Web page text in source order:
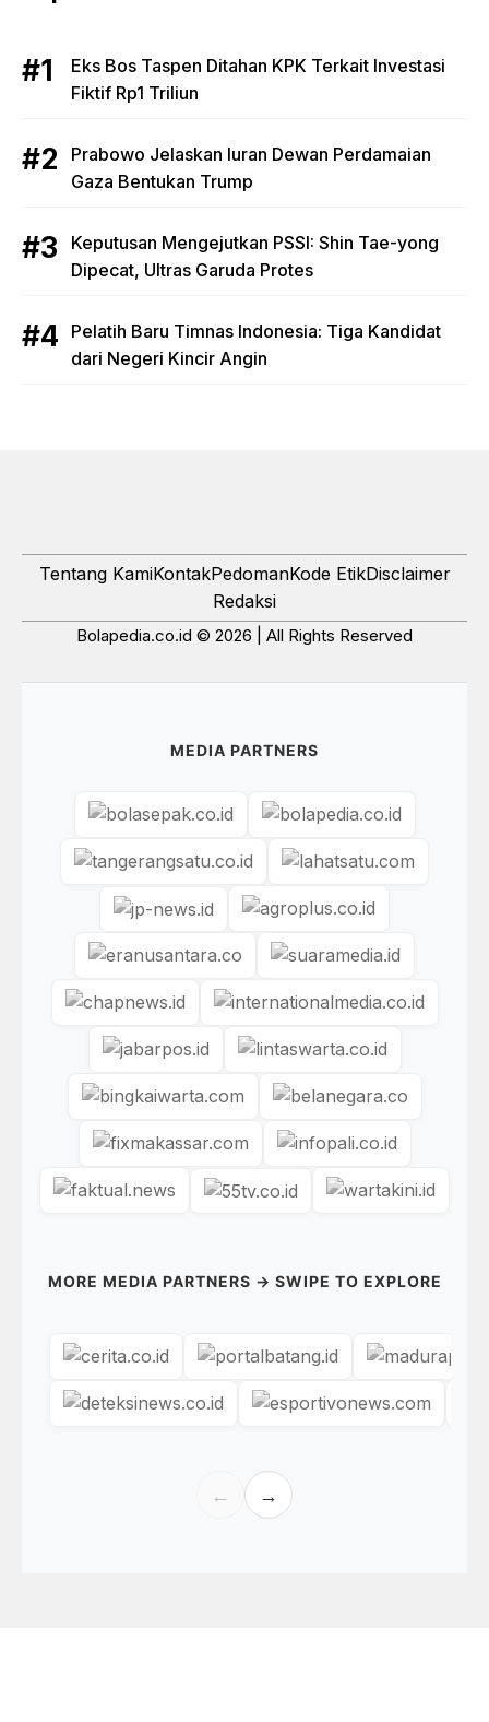
Eks Bos Taspen Ditahan KPK Terkait Investasi
Fiktif Rp1 Triliun
Prabowo Jelaskan Iuran Dewan Perdamaian
Gaza Bentukan Trump
Keputusan Mengejutkan PSSI: Shin Tae-yong
Dipecat, Ultras Garuda Protes
Pelatih Baru Timnas Indonesia: Tiga Kandidat
dari Negeri Kincir Angin
Tentang KamiKontakPedomanKode EtikDisclaimer
Redaksi
Bolapedia.co.id © 2026 | All Rights Reserved
MEDIA PARTNERS
MORE MEDIA PARTNERS → SWIPE TO EXPLORE
← →